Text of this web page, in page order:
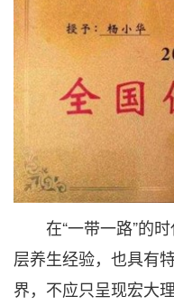
在“一带一路”的时
层养生经验，也具有
界，不应只呈现宏大